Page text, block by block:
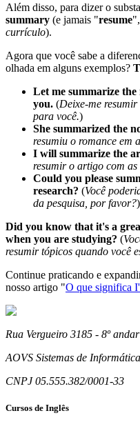
Além disso, para dizer o
summary (e jamais "resume
currículo).
Agora que você sabe a
olhada em alguns exemplos?
Let me summarize
you. (Deixe-me
para você.)
She summarized the
resumiu o romance em
I will summarize the
resumir o artigo com
Could you please
research? (Você
da pesquisa, por favor?)
Did you know that it's a
when you are studying? (
resumir tópicos quando você
Continue praticando e
nosso artigo "O que significa
Rua Vergueiro 3185 - 8º andar
AOVS Sistemas de
CNPJ 05.555.382/0001-33
Cursos de Inglês